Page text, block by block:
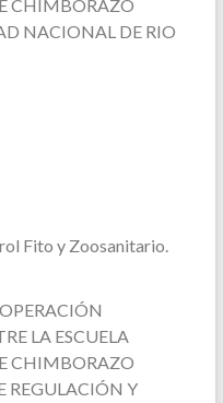
CHIMBORAZO
NACIONAL DE RIO
Fito y Zoosanitario.
LA ESCUELA
CHIMBORAZO
REGULACIÓN Y